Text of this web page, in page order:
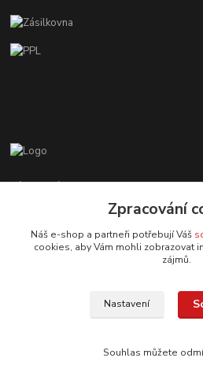
Zákaznická podpora EshopMB.cz
+420 606 622 002
eshopmb@seznam.cz
© Copyright 2024
Zpracování
Náš e-shop a partneři potřebují Váš
cookies, aby Vám mohli zobrazovat
zájmů.
Nastavení
Souhlas můžete